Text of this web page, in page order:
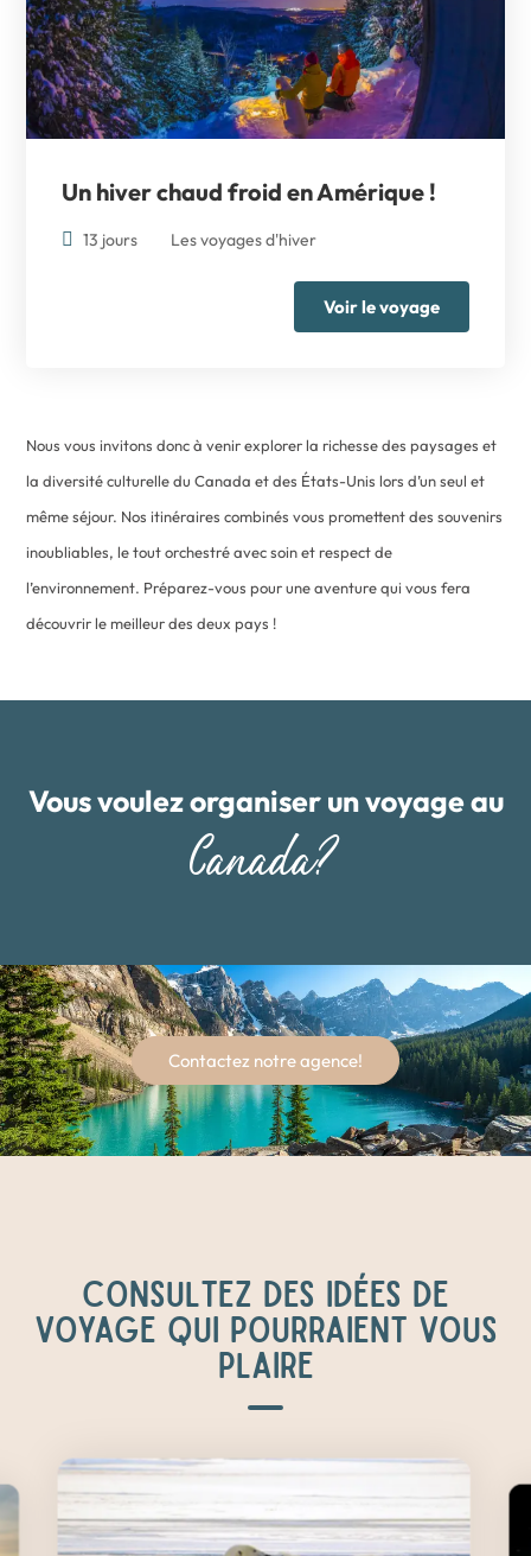
Un hiver chaud froid en Amérique !
13 jours Les voyages d'hiver
Voir le voyage
Nous vous invitons donc à venir explorer la richesse des paysages et
la diversité culturelle du Canada et des États-Unis lors d’un seul et
même séjour. Nos itinéraires combinés vous promettent des souvenirs
inoubliables, le tout orchestré avec soin et respect de
l’environnement. Préparez-vous pour une aventure qui vous fera
découvrir le meilleur des deux pays !
Vous voulez organiser un voyage au
Canada?
Contactez notre agence!
CONSULTEZ DES IDÉES DE
VOYAGE QUI POURRAIENT VOUS
PLAIRE